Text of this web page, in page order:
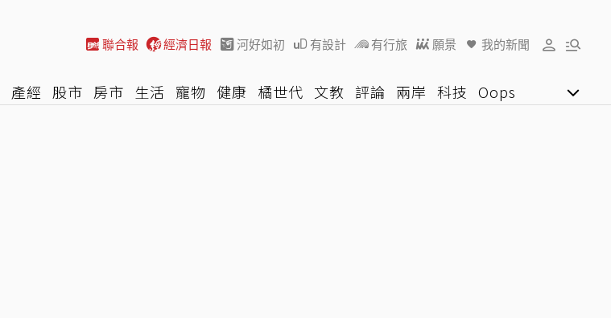
聯合報 經濟日報 河好如初 有設計 有行旅 願景 我的新聞
產經 股市 房市 生活 寵物 健康 橘世代 文教 評論 兩岸 科技 Oops